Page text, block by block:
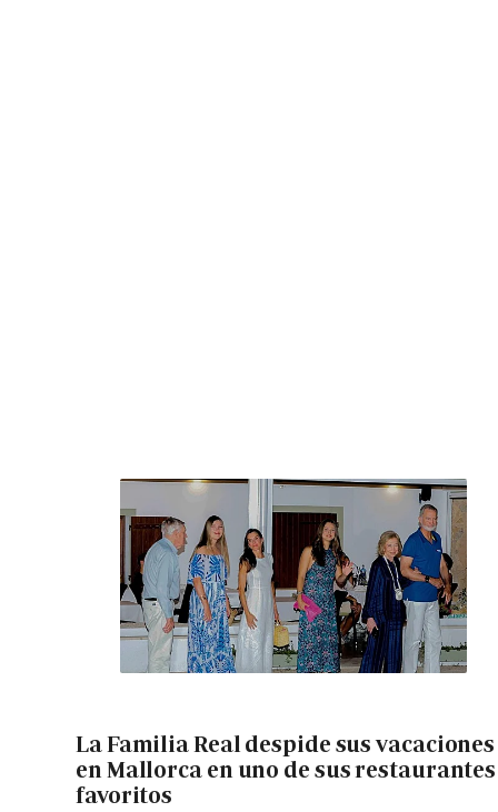
La Familia Real despide sus vacaciones
en Mallorca en uno de sus restaurantes
favoritos